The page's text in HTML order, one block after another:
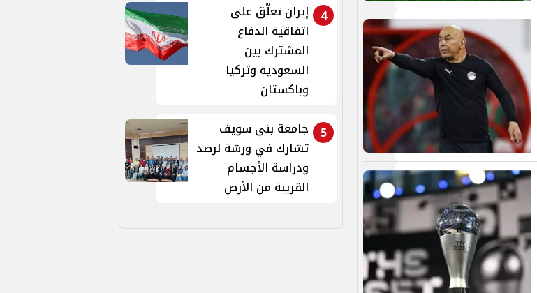
4
إيران تعلّق على
اتفاقية الدفاع
المشترك بين
السعودية وتركيا
وباكستان
5
جامعة بني سويف
تشارك في ورشة لرصد
ودراسة الأجسام
القريبة من الأرض